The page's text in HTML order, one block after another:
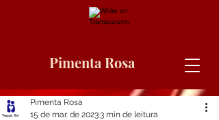
Pimenta Rosa
Pimenta Rosa
15 de mar. de 20233 min de leitura